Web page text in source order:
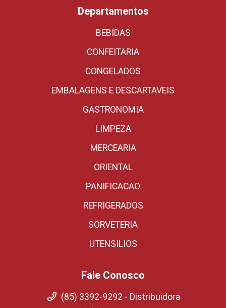
Departamentos
BEBIDAS
CONFEITARIA
CONGELADOS
EMBALAGENS E DESCARTAVEIS
GASTRONOMIA
LIMPEZA
MERCEARIA
ORIENTAL
PANIFICACAO
REFRIGERADOS
SORVETERIA
UTENSILIOS
Fale Conosco
(85) 3392-9292 - Distribuidora